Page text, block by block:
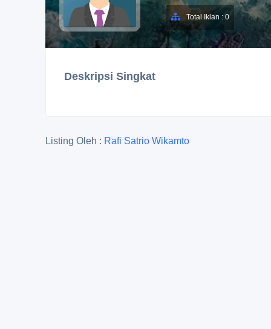
Total Iklan : 0
Deskripsi Singkat
Listing Oleh : Rafi Satrio Wikamto